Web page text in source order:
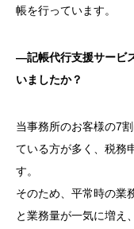
帳を行っています。
―記帳代行支援サービ
いましたか？
当事務所のお客様の7
ている方が多く、税務
す。
そのため、平常時の業
と業務量が一気に増え